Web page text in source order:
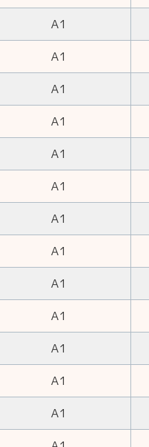
A1
A1
A1
A1
A1
A1
A1
A1
A1
A1
A1
A1
A1